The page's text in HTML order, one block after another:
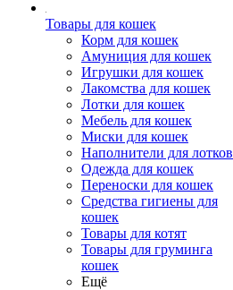
Товары для кошек
Корм для кошек
Амуниция для кошек
Игрушки для кошек
Лакомства для кошек
Лотки для кошек
Мебель для кошек
Миски для кошек
Наполнители для лотков
Одежда для кошек
Переноски для кошек
Средства гигиены для
кошек
Товары для котят
Товары для груминга
кошек
Ещё